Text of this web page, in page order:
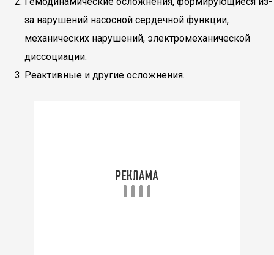
за нарушений насосной сердечной функции,
механических нарушений, электромеханической
диссоциации.
Реактивные и другие осложнения.